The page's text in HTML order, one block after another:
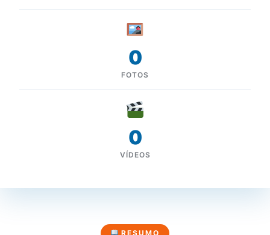
0
FOTOS
0
VÍDEOS
RESUMO